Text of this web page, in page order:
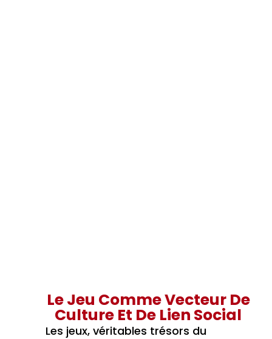
Le Jeu Comme Vecteur De
Culture Et De Lien Social
Les jeux, véritables trésors du